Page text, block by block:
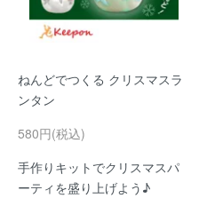
ねんどでつくる クリスマスラ
ンタン
580円(税込)
手作りキットでクリスマスパ
ーティを盛り上げよう♪